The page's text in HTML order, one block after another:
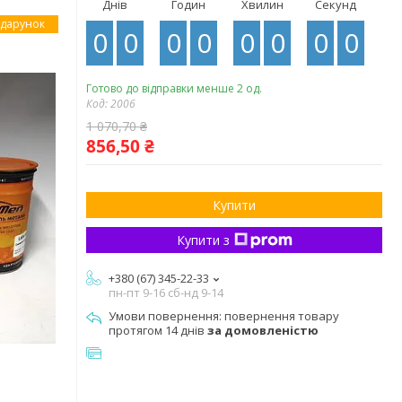
Днів
0 0
Годин
0 0
Хвилин
0 0
Секунд
0 0
Готово до відправки менше 2 од.
Код:2006
1 070,70 ₴
856,50 ₴
Купити
Купити з
+380 (67) 345-22-33
пн-пт 9-16 сб-нд 9-14
повернення товару
протягом 14 днів за домовленістю